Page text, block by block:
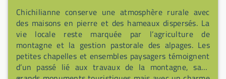
Chichilianne conserve une atmosphère rurale avec
des maisons en pierre et des hameaux dispersés. La
vie locale reste marquée par l’agriculture de
montagne et la gestion pastorale des alpages. Les
petites chapelles et ensembles paysagers témoignent
d’un passé lié aux travaux de la montagne, sans